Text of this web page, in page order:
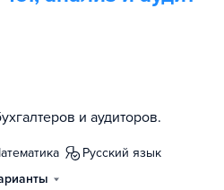
и аудиторов.
математика
русский язык